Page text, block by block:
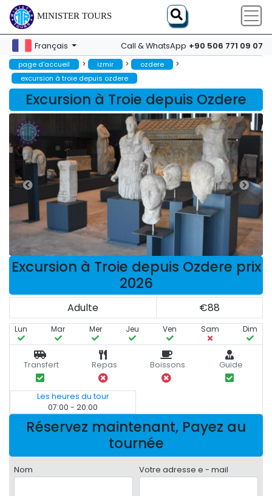
MINISTER TOURS
Français Call & WhatsApp +90 506 771 09 07
page d'accueil > izmir > ozdere >
excursion à troie depuis ozdere
Excursion à Troie depuis Ozdere
Excursion à Troie depuis Ozdere prix
2026
Adulte €88
Lun Mar Mer Jeu Ven Sam Dim
Transfert Repas Boissons Guide
Les heures du tour
07:00 - 20:00
Réservez maintenant, Payez au
tournée
Nom Votre adresse e - mail